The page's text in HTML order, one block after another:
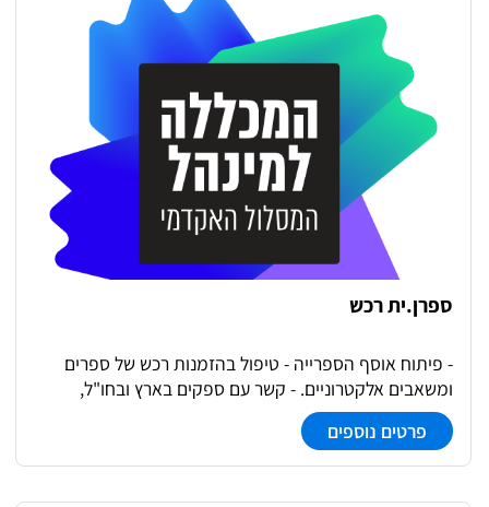
ספרן.ית רכש
- פיתוח אוסף הספרייה - טיפול בהזמנות רכש של ספרים
ומשאבים אלקטרוניים. - קשר עם ספקים בארץ ובחו"ל,
מעקב ועדכון חשבוניות. - מתן שירותי ייעץ - טיפול ברשימות
קריאה לקורסים, הדרכה - תורנויות בדלפק ההשאלה -
השתלבות בפרויקטים שונים של צוותי עבודה בספרייה.
פרטים נוספים